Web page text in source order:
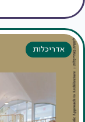
אדריכלות